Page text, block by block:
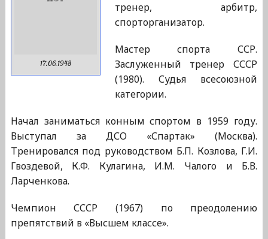
17.06.1948
тренер, арбитр,
спорторганизатор.
Мастер спорта ССР.
Заслуженный тренер СССР
(1980). Судья всесоюзной
категории.
Начал заниматься конным спортом в 1959 году.
Выступал за ДСО «Спартак» (Москва).
Тренировался под руководством Б.П. Козлова, Г.И.
Гвоздевой, К.Ф. Кулагина, И.М. Чалого и Б.В.
Ларченкова.
Чемпион СССР (1967) по преодолению
препятствий в «Высшем классе».